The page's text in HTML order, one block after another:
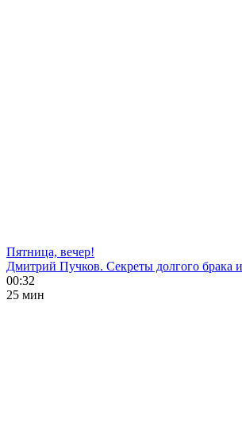
Пятница, вечер!
Дмитрий Пучков. Секреты долгого брака
00:32
25 мин